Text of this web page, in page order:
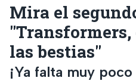
Mira el
"Transformers,
las bestias"
¡Ya falta muy